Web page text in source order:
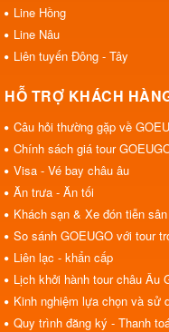
Line Hồng
Line Nâu
Liên tuyến Đông - Tây
HỖ TRỢ KHÁCH
Câu hỏi thường gặp về
Chính sách giá tour
Visa - Vé bay châu âu
Ăn trưa - Ăn tối
Khách sạn & Xe đón tiễn
So sánh GOEUGO với tour
Liên lạc - khẩn cấp
Lịch khởi hành tour châu Âu
Kinh nghiệm lựa chọn và sử
Quy trình đăng ký - Thanh